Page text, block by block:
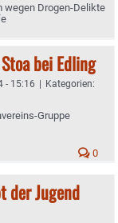
wegen Drogen-Delikte
bei Edling
- 15:16 | Kategorien:
Gruppe
0
der Jugend